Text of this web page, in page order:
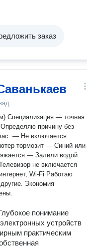
заказ
причину без
тормозит — Синий или
— Залили водой
не включается
Wi-Fi Работаю
Экономия
понимание
устройств
практическим